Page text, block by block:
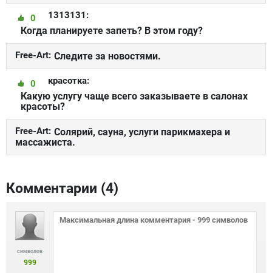
1313131:
0
Когда планируете запеть? В этом году?
Free-Art: Следите за новостями.
красотка:
0
Какую услугу чаще всего заказываете в салонах
красоты?
Free-Art: Солярий, сауна, услуги парикмахера и
массажиста.
Комментарии (4)
символов
999